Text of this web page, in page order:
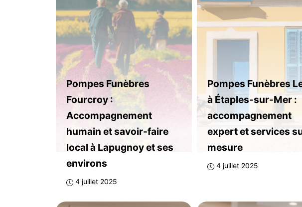
Pompes Funèbres
Fourcroy :
Accompagnement
humain et savoir-faire
local à Lapugnoy et ses
environs
4 juillet 2025
Pompes Funèbres
à Étaples-sur-Mer :
accompagnement
expert et services
mesure
4 juillet 2025